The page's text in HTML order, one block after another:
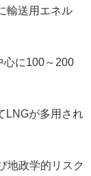
輸送用エネル
心に100～200
LNGが多用され
地政学的リスク